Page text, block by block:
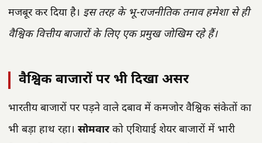
मजबूर कर दिया है। इस तरह के भू-राजनीतिक तनाव हमेशा से ही
वैश्विक वित्तीय बाजारों के लिए एक प्रमुख जोखिम रहे हैं।
वैश्विक बाजारों पर भी दिखा असर
भारतीय बाजारों पर पड़ने वाले दबाव में कमजोर वैश्विक संकेतों का
भी बड़ा हाथ रहा। सोमवारको एशियाई शेयर बाजारों में भारी